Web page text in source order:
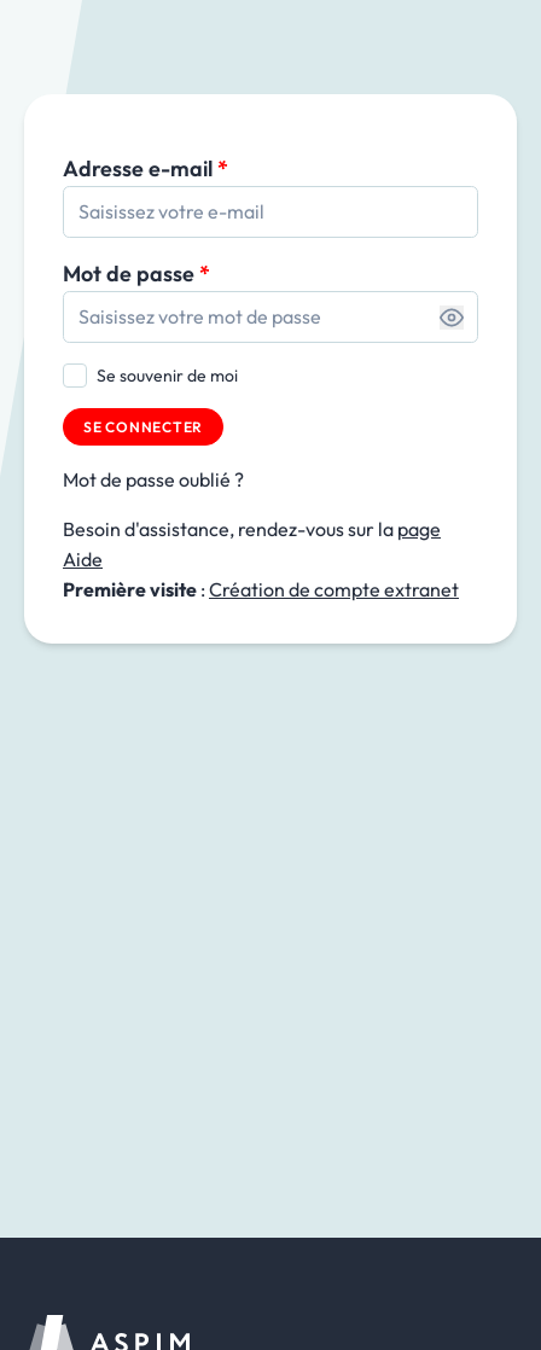
Adresse e-mail*
Mot de passe*
Se souvenir de moi
SE CONNECTER
Mot de passe oublié ?
Besoin d'assistance, rendez-vous sur la page
Aide
Première visite : Création de compte extranet